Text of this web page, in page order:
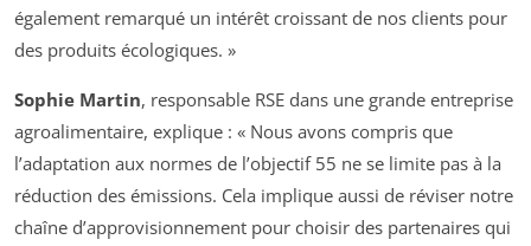
également remarqué un intérêt croissant de nos clients pour
des produits écologiques. »
Sophie Martin, responsable RSE dans une grande entreprise
agroalimentaire, explique : « Nous avons compris que
l’adaptation aux normes de l’objectif 55 ne se limite pas à la
réduction des émissions. Cela implique aussi de réviser notre
chaîne d’approvisionnement pour choisir des partenaires qui